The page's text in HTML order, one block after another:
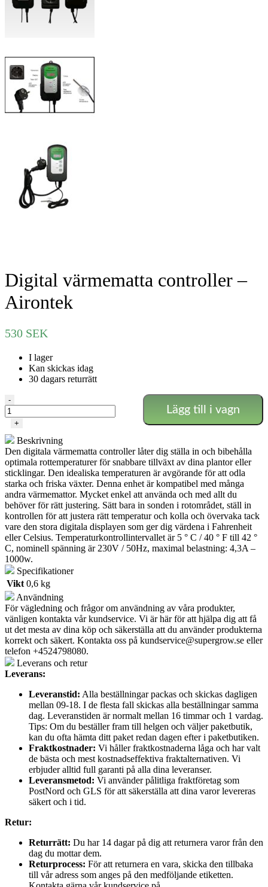
Digital värmematta controller –
Airontek
530 SEK
I lager
Kan skickas idag
30 dagars returrätt
Digital
värmematta
controller
Airontek
mängd
-
+
Lägg till i vagn
Beskrivning
Den digitala värmematta controller låter dig ställa in och bibehålla
optimala rottemperaturer för snabbare tillväxt av dina plantor eller
sticklingar. Den idealiska temperaturen är avgörande för att odla
starka och friska växter. Denna enhet är kompatibel med många
andra värmemattor. Mycket enkel att använda och med allt du
behöver för rätt justering. Sätt bara in sonden i rotområdet, ställ in
kontrollen för att justera rätt temperatur och kolla och övervaka tack
vare den stora digitala displayen som ger dig värdena i Fahrenheit
eller Celsius. Temperaturkontrollintervallet är 5 ° C / 40 ° F till 42 °
C, nominell spänning är 230V / 50Hz, maximal belastning: 4,3A –
1000w.
Specifikationer
Vikt 0,6 kg
Användning
För vägledning och frågor om användning av våra produkter,
vänligen kontakta vår kundservice. Vi är här för att hjälpa dig att få
ut det mesta av dina köp och säkerställa att du använder produkterna
korrekt och säkert. Kontakta oss på kundservice@supergrow.se eller
telefon +4524798080.
Leverans och retur
Leverans:
Leveranstid: Alla beställningar packas och skickas dagligen
mellan 09-18. I de flesta fall skickas alla beställningar samma
dag. Leveranstiden är normalt mellan 16 timmar och 1 vardag.
Tips: Om du beställer fram till helgen och väljer paketbutik,
kan du ofta hämta ditt paket redan dagen efter i paketbutiken.
Fraktkostnader: Vi håller fraktkostnaderna låga och har valt
de bästa och mest kostnadseffektiva fraktalternativen. Vi
erbjuder alltid full garanti på alla dina leveranser.
Leveransmetod: Vi använder pålitliga fraktföretag som
PostNord och GLS för att säkerställa att dina varor levereras
säkert och i tid.
Retur:
Returrätt: Du har 14 dagar på dig att returnera varor från den
dag du mottar dem.
Returprocess: För att returnera en vara, skicka den tillbaka
till vår adress som anges på den medföljande etiketten.